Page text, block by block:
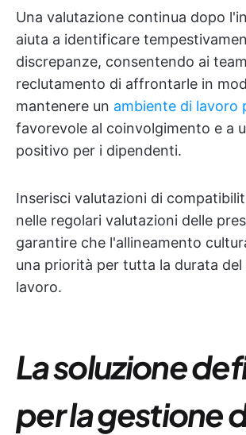
Una valutazione continua dopo
aiuta a identificare
discrepanze, consentendo ai
reclutamento di affrontarle in
mantenere un ambiente di lavoro
favorevole al coinvolgimento e a
positivo per i dipendenti.
Inserisci valutazioni di
nelle regolari valutazioni delle
garantire che l'allineamento
una priorità per tutta la durata
lavoro.
La soluzione
per la gestione